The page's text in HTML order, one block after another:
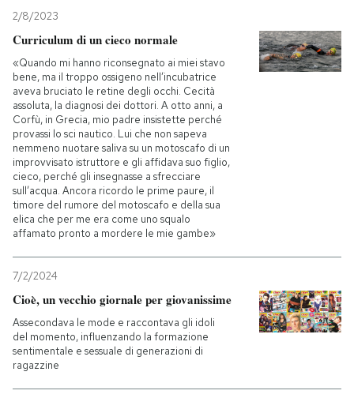
2/8/2023
Curriculum di un cieco normale
«Quando mi hanno riconsegnato ai miei stavo
bene, ma il troppo ossigeno nell’incubatrice
aveva bruciato le retine degli occhi. Cecità
assoluta, la diagnosi dei dottori. A otto anni, a
Corfù, in Grecia, mio padre insistette perché
provassi lo sci nautico. Lui che non sapeva
nemmeno nuotare saliva su un motoscafo di un
improvvisato istruttore e gli affidava suo figlio,
cieco, perché gli insegnasse a sfrecciare
sull’acqua. Ancora ricordo le prime paure, il
timore del rumore del motoscafo e della sua
elica che per me era come uno squalo
affamato pronto a mordere le mie gambe»
7/2/2024
Cioè, un vecchio giornale per giovanissime
Assecondava le mode e raccontava gli idoli
del momento, influenzando la formazione
sentimentale e sessuale di generazioni di
ragazzine